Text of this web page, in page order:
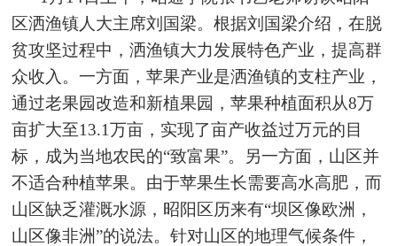
区洒渔镇人大主席刘国梁。根据刘国梁介绍，在脱
贫攻坚过程中，洒渔镇大力发展特色产业，提高群
众收入。一方面，苹果产业是洒渔镇的支柱产业，
通过老果园改造和新植果园，苹果种植面积从8万
亩扩大至13.1万亩，实现了亩产收益过万元的目
标，成为当地农民的“致富果”。另一方面，山区并
不适合种植苹果。由于苹果生长需要高水高肥，而
山区缺乏灌溉水源，昭阳区历来有“坝区像欧洲，
山区像非洲”的说法。针对山区的地理气候条件，